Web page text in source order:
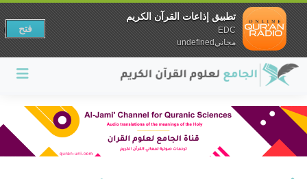
تطبيق إذاعات القرآن الكريم
EDC
مجانيundefined
فتح